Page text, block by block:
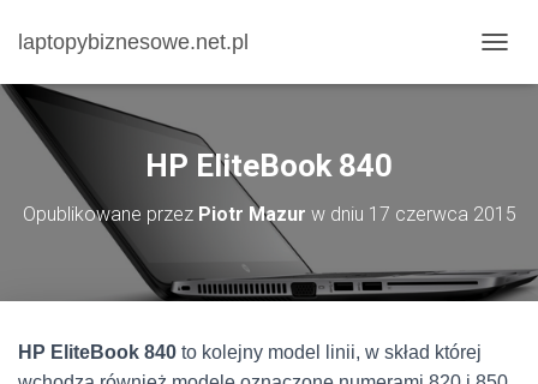
laptopybiznesowe.net.pl
R
Z
W
C
HP EliteBook 840
Opublikowane przez Piotr Mazur w dniu 17 czerwca 2015
HP EliteBook 840 to kolejny model linii, w skład której